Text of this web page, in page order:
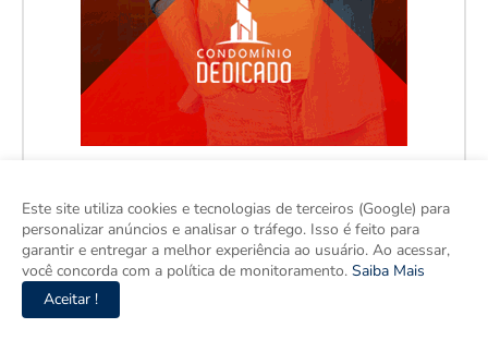
Este site utiliza cookies e tecnologias de terceiros (Google) para
personalizar anúncios e analisar o tráfego. Isso é feito para
garantir e entregar a melhor experiência ao usuário. Ao acessar,
você concorda com a política de monitoramento. Saiba Mais
Aceitar !